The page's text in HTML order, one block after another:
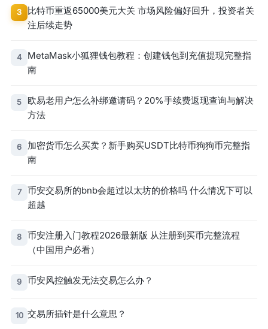
3
比特币重返65000美元大关 市场风险偏好回升，投资者关
注后续走势
4
MetaMask小狐狸钱包教程：创建钱包到充值提现完整指
南
5
欧易老用户怎么补绑邀请码？20%手续费返现查询与解决
方法
6
加密货币怎么买卖？新手购买USDT比特币狗狗币完整指
南
7
币安交易所的bnb会超过以太坊的价格吗 什么情况下可以
超越
8
币安注册入门教程2026最新版 从注册到买币完整流程
（中国用户必看）
9 币安风控触发无法交易怎么办？
10 交易所插针是什么意思？